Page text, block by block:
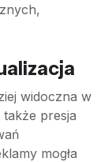
widoczna w
presja
mogła